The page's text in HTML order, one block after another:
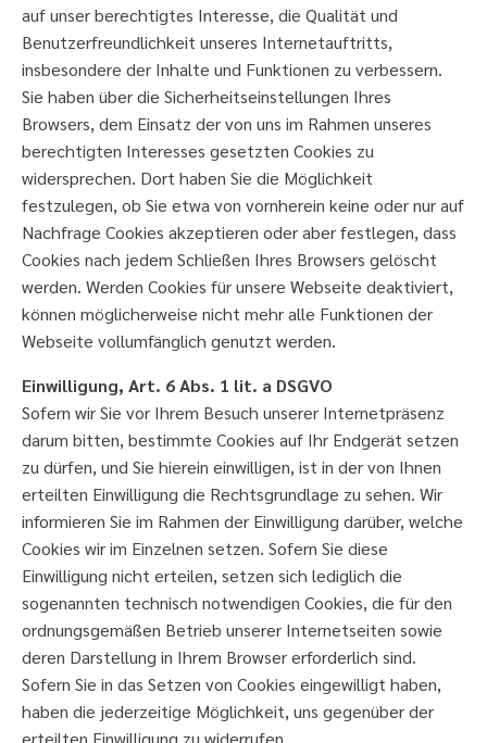
auf unser berechtigtes Interesse, die Qualität und
Benutzerfreundlichkeit unseres Internetauftritts,
insbesondere der Inhalte und Funktionen zu verbessern.
Sie haben über die Sicherheitseinstellungen Ihres
Browsers, dem Einsatz der von uns im Rahmen unseres
berechtigten Interesses gesetzten Cookies zu
widersprechen. Dort haben Sie die Möglichkeit
festzulegen, ob Sie etwa von vornherein keine oder nur auf
Nachfrage Cookies akzeptieren oder aber festlegen, dass
Cookies nach jedem Schließen Ihres Browsers gelöscht
werden. Werden Cookies für unsere Webseite deaktiviert,
können möglicherweise nicht mehr alle Funktionen der
Webseite vollumfänglich genutzt werden.
Einwilligung, Art. 6 Abs. 1 lit. a DSGVO
Sofern wir Sie vor Ihrem Besuch unserer Internetpräsenz
darum bitten, bestimmte Cookies auf Ihr Endgerät setzen
zu dürfen, und Sie hierein einwilligen, ist in der von Ihnen
erteilten Einwilligung die Rechtsgrundlage zu sehen. Wir
informieren Sie im Rahmen der Einwilligung darüber, welche
Cookies wir im Einzelnen setzen. Sofern Sie diese
Einwilligung nicht erteilen, setzen sich lediglich die
sogenannten technisch notwendigen Cookies, die für den
ordnungsgemäßen Betrieb unserer Internetseiten sowie
deren Darstellung in Ihrem Browser erforderlich sind.
Sofern Sie in das Setzen von Cookies eingewilligt haben,
haben die jederzeitige Möglichkeit, uns gegenüber der
erteilten Einwilligung zu widerrufen.